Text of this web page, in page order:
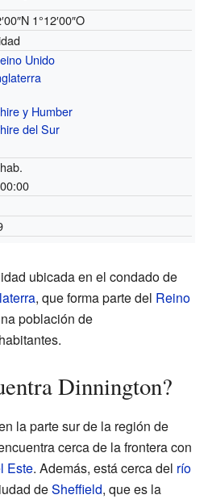
1°12′00″O
Unido
y Humber
del Sur
ubicada en el condado de
, que forma parte del Reino
población de
Dinnington?
la parte sur de la región de
cerca de la frontera con
Este. Además, está cerca del río
deSheffield, que es la